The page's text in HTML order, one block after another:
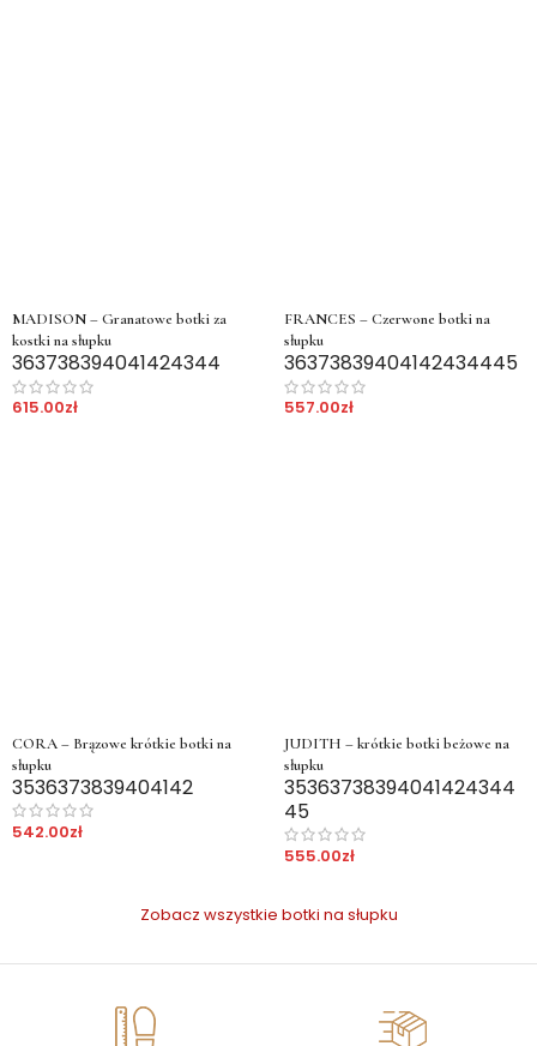
MADISON – Granatowe botki za
kostki na słupku
363738394041424344
615.00zł
FRANCES – Czerwone botki na
słupku
36373839404142434445
557.00zł
CORA – Brązowe krótkie botki na
słupku
3536373839404142
542.00zł
JUDITH – krótkie botki beżowe na
słupku
35363738394041424344
45
555.00zł
Zobacz wszystkie botki na słupku